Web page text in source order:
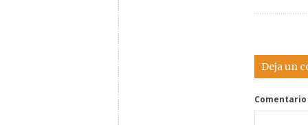
Deja un
Comentario